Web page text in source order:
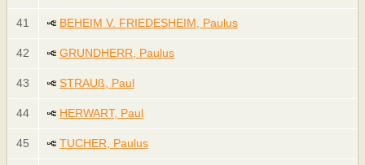
41 BEHEIM V. FRIEDESHEIM, Paulus
42 GRUNDHERR, Paulus
43 STRAUß, Paul
44 HERWART, Paul
45 TUCHER, Paulus